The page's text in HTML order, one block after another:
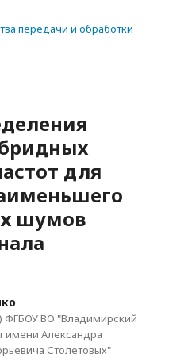
передачи и обработки
для
шумов
ФГБОУ ВО "Владимирский
имени Александра
Столетовых"